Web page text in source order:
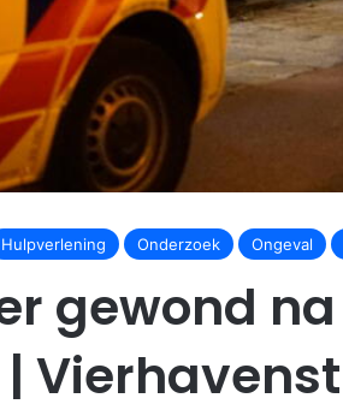
Hulpverlening Onderzoek Ongeval
gewond